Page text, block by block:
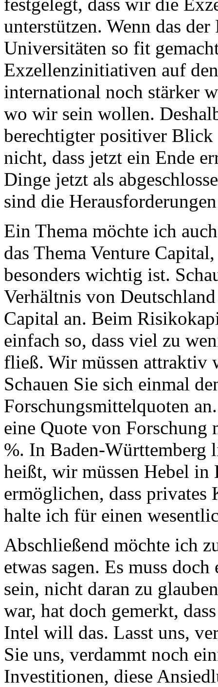
unterstützen. Wenn das
Universitäten so fit
Exzellenzinitiativen auf
international noch stärker
wo wir sein wollen.
berechtigter positiver Blick
nicht, dass jetzt ein Ende
Dinge jetzt als
sind die
Ein Thema möchte ich
das Thema Venture
besonders wichtig ist.
Verhältnis von
Capital an. Beim
einfach so, dass viel zu
fließ. Wir müssen attraktiv
Schauen Sie sich einmal
Forschungsmittelquoten
eine Quote von
%. In Baden-Württemberg
heißt, wir müssen Hebel in
ermöglichen, dass
halte ich für einen
Abschließend möchte ich
etwas sagen. Es muss
sein, nicht daran zu
war, hat doch gemerkt,
Intel will das. Lasst uns,
Sie uns, verdammt noch
Investitionen, diese